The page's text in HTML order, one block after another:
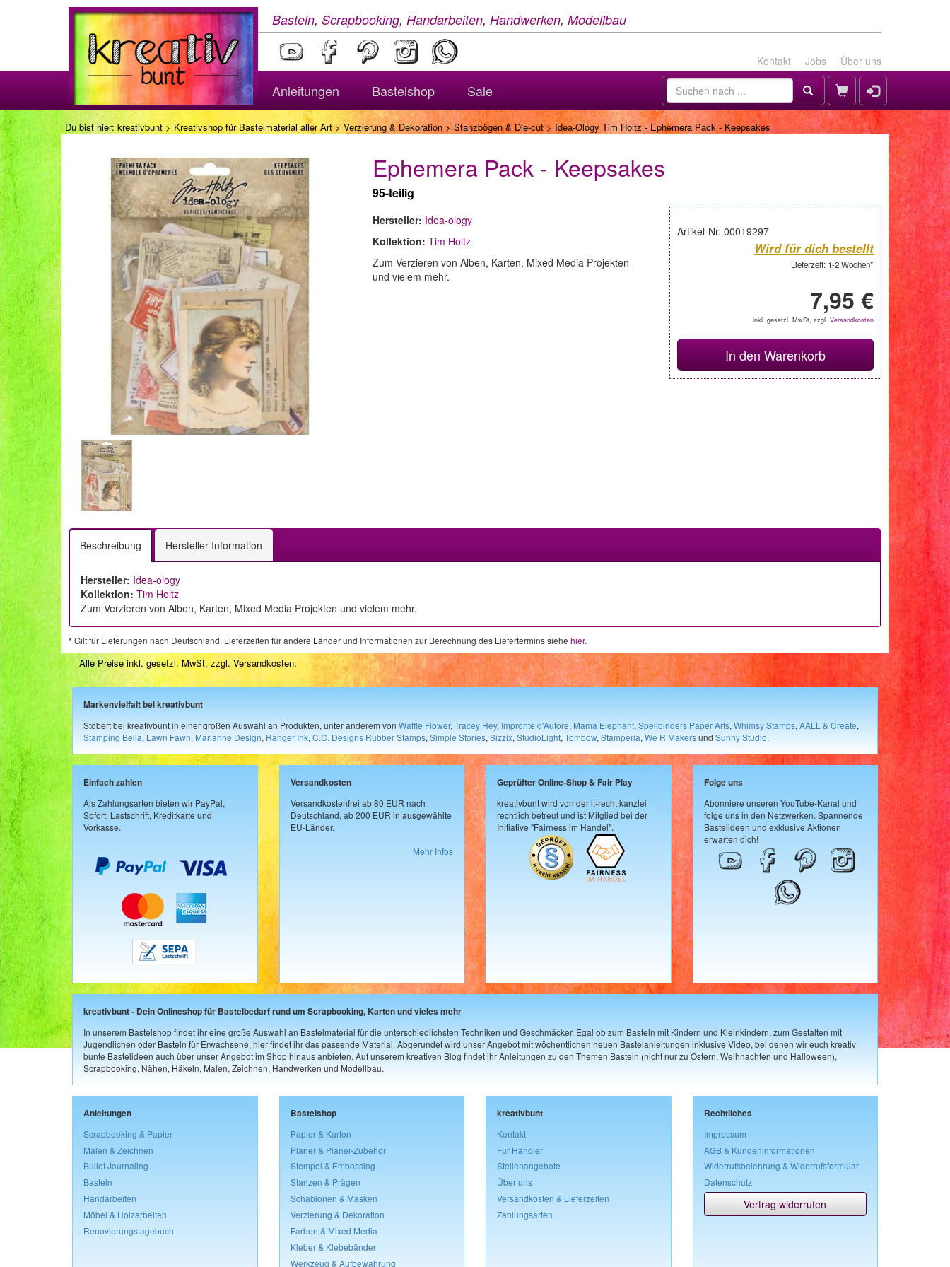
Basteln, Scrapbooking, Handarbeiten, Handwerken, Modellbau
Kontakt Jobs Über uns
Anleitungen Bastelshop Sale
Du bist hier: kreativbunt > Kreativshop für Bastelmaterial aller Art> Verzierung & Dekoration>Stanzbögen & Die-cut> Idea-Ology Tim Holtz - Ephemera Pack - Keepsakes
Ephemera Pack - Keepsakes
95-teilig
Artikel-Nr. 00019297
Wird für dich bestellt
Lieferzeit: 1-2 Wochen*
7,95 €
inkl. gesetzl. MwSt, zzgl. Versandkosten
In den Warenkorb
Hersteller: Idea-ology
Kollektion: Tim Holtz
Zum Verzieren von Alben, Karten, Mixed Media Projekten
und vielem mehr.
Beschreibung Hersteller-Information
Hersteller: Idea-ology
Kollektion: Tim Holtz
Zum Verzieren von Alben, Karten, Mixed Media Projekten und vielem mehr.
* Gilt für Lieferungen nach Deutschland. Lieferzeiten für andere Länder und Informationen zur Berechnung des Liefertermins siehe hier.
Alle Preise inkl. gesetzl. MwSt, zzgl. Versandkosten.
Markenvielfalt bei kreativbunt
Stöbert bei kreativbunt in einer großen Auswahl an Produkten, unter anderem von Waffle Flower, Tracey Hey, Impronte d'Autore, Mama Elephant, Spellbinders Paper Arts, Whimsy Stamps, AALL & Create,
Stamping Bella, Lawn Fawn, Marianne Design, Ranger Ink, C.C. Designs Rubber Stamps, Simple Stories, Sizzix, StudioLight, Tombow, Stamperia, We R Makersund Sunny Studio.
Einfach zahlen
Als Zahlungsarten bieten wir PayPal,
Sofort, Lastschrift, Kreditkarte und
Vorkasse.
Versandkosten
Versandkostenfrei ab 80 EUR nach
Deutschland, ab 200 EUR in ausgewählte
EU-Länder.
Mehr Infos
Geprüfter Online-Shop & Fair Play
kreativbunt wird von der it-recht kanzlei
rechtlich betreut und ist Mitglied bei der
Initiative "Fairness im Handel".
Folge uns
Abonniere unseren YouTube-Kanal und
folge uns in den Netzwerken. Spannende
Bastelideen und exklusive Aktionen
erwarten dich!
kreativbunt - Dein Onlineshop für Bastelbedarf rund um Scrapbooking, Karten und vieles mehr
In unserem Bastelshop findet ihr eine große Auswahl an Bastelmaterial für die unterschiedlichsten Techniken und Geschmäcker. Egal ob zum Basteln mit Kindern und Kleinkindern, zum Gestalten mit
Jugendlichen oder Basteln für Erwachsene, hier findet ihr das passende Material. Abgerundet wird unser Angebot mit wöchentlichen neuen Bastelanleitungen inklusive Video, bei denen wir euch kreativ
bunte Bastelideen auch über unser Angebot im Shop hinaus anbieten. Auf unserem kreativen Blog findet ihr Anleitungen zu den Themen Basteln (nicht nur zu Ostern, Weihnachten und Halloween),
Scrapbooking, Nähen, Häkeln, Malen, Zeichnen, Handwerken und Modellbau.
Anleitungen
Scrapbooking & Papier
Malen & Zeichnen
Bullet Journaling
Basteln
Handarbeiten
Möbel & Holzarbeiten
Renovierungstagebuch
Bastelshop
Papier & Karton
Planer & Planer-Zubehör
Stempel & Embossing
Stanzen & Prägen
Schablonen & Masken
Verzierung & Dekoration
Farben & Mixed Media
Kleber & Klebebänder
Werkzeug & Aufbewahrung
kreativbunt
Kontakt
Für Händler
Stellenangebote
Über uns
Versandkosten & Lieferzeiten
Zahlungsarten
Rechtliches
Impressum
AGB & Kundeninformationen
Widerrufsbelehrung & Widerrufsformular
Datenschutz
Vertrag widerrufen